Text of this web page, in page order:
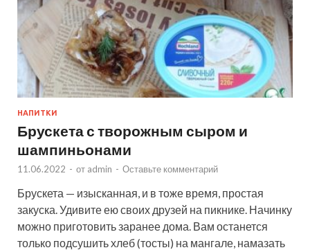
НАПИТКИ
Брускета с творожным сыром и
шампиньонами
11.06.2022 - от admin - Оставьте комментарий
Брускета — изысканная, и в тоже время, простая
закуска. Удивите ею своих друзей на пикнике. Начинку
можно приготовить заранее дома. Вам останется
только подсушить хлеб (тосты) на мангале, намазать